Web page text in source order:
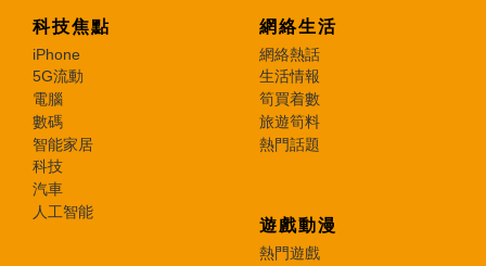
科技焦點
iPhone
5G流動
電腦
數碼
智能家居
科技
汽車
人工智能
網絡生活
網絡熱話
生活情報
筍買着數
旅遊筍料
熱門話題
遊戲動漫
熱門遊戲